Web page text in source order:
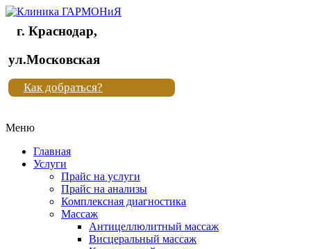
Клиника
"Новая
жизнь"
Клиника
жизнь"
г. Краснодар,
ул.Московская
Как добраться?
Меню
Главная
Услуги
Прайс на услуги
Прайс на анализы
Комплексная диагностика
Массаж
Антицеллюлитный массаж
Висцеральный массаж